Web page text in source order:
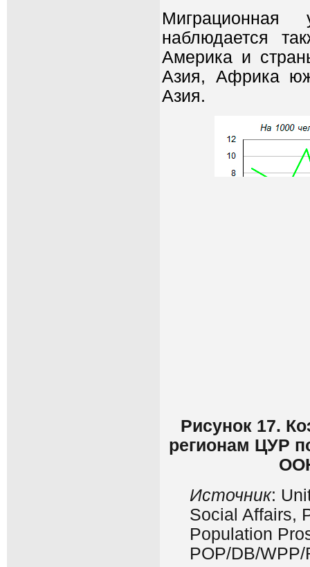
наблюдается
Америка и
Азия, Африка
Азия.
Рисунок 17.
регионам ЦУР
Источник:
Social Affairs,
Population
POP/DB/